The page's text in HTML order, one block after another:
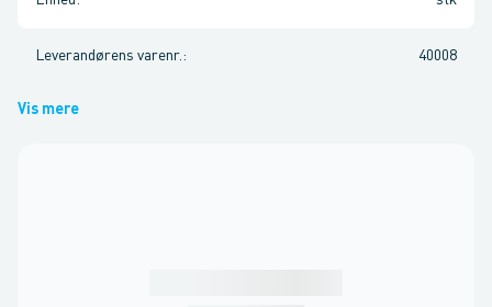
Leverandørens varenr. : 40008
Vis mere